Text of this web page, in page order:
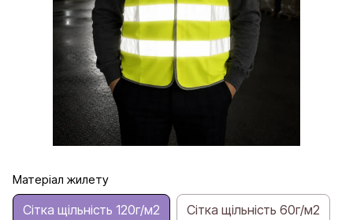
Матеріал жилету
Сітка щільність 120г/м2 Сітка щільність 60г/м2